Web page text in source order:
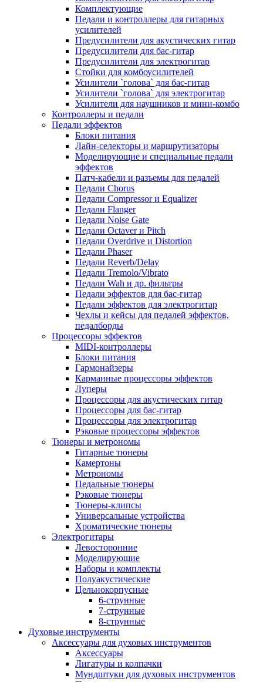
Комплектующие
Педали и контроллеры для гитарных
усилителей
Предусилители для акустических гитар
Предусилители для бас-гитар
Предусилители для электрогитар
Стойки для комбоусилителей
Усилители `голова` для бас-гитар
Усилители `голова` для электрогитар
Усилители для наушников и мини-комбо
Контроллеры и педали
Педали эффектов
Блоки питания
Лайн-селекторы и маршрутизаторы
Моделирующие и специальные педали
эффектов
Патч-кабели и разъемы для педалей
Педали Chorus
Педали Compressor и Equalizer
Педали Flanger
Педали Noise Gate
Педали Octaver и Pitch
Педали Overdrive и Distortion
Педали Phaser
Педали Reverb/Delay
Педали Tremolo/Vibrato
Педали Wah и др. фильтры
Педали эффектов для бас-гитар
Педали эффектов для электрогитар
Чехлы и кейсы для педалей эффектов,
педалборды
Процессоры эффектов
MIDI-контроллеры
Блоки питания
Гармонайзеры
Карманные процессоры эффектов
Луперы
Процессоры для акустических гитар
Процессоры для бас-гитар
Процессоры для электрогитар
Рэковые процессоры эффектов
Тюнеры и метрономы
Гитарные тюнеры
Камертоны
Метрономы
Педальные тюнеры
Рэковые тюнеры
Тюнеры-клипсы
Универсальные устройства
Хроматические тюнеры
Электрогитары
Левосторонние
Моделирующие
Наборы и комплекты
Полуакустические
Цельнокорпусные
6-струнные
7-струнные
8-струнные
Духовые инструменты
Аксессуары для духовых инструментов
Аксессуары
Лигатуры и колпачки
Мундштуки для духовых инструментов